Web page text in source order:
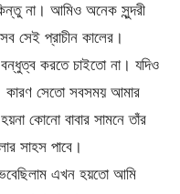
না। আমিও অনেক সুন্দরী
সেই প্রাচীন কালের।
করতে চাইতো না। যদিও
কারণ সেতো সবসময় আমার
কোনো বাবার সামনে তাঁর
সাহস পাবে।
এখন হয়তো আমি